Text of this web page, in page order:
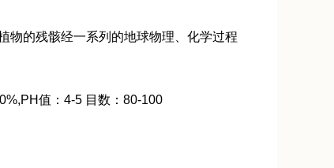
物的残骸经一系列的地球物理、化学过程
值：4-5 目数：80-100